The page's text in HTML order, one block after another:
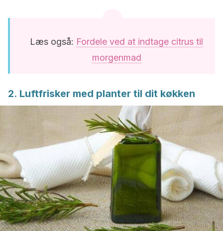
Læs også: Fordele ved at indtage citrus til
morgenmad
2. Luftfrisker med planter til dit køkken